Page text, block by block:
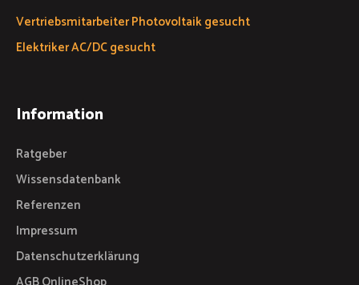
Vertriebsmitarbeiter Photovoltaik gesucht
Elektriker AC/DC gesucht
Information
Ratgeber
Wissensdatenbank
Referenzen
Impressum
Datenschutzerklärung